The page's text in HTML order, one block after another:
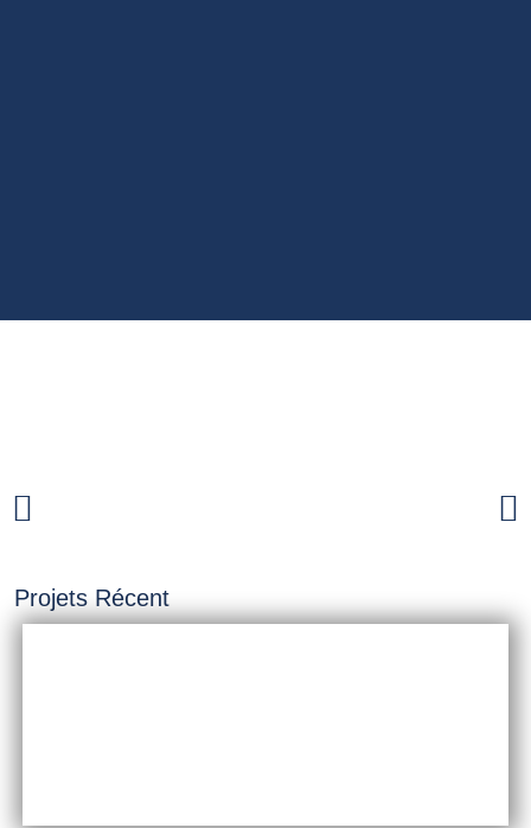
Projets Récent